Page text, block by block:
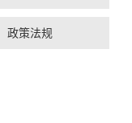
政策法规